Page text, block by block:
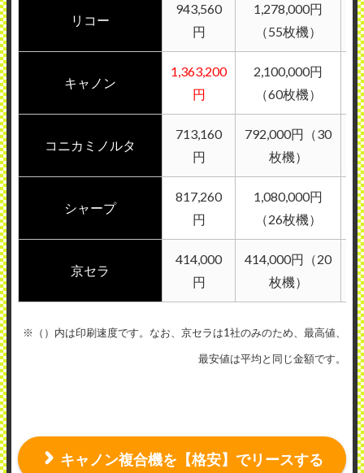
リコー
943,560
円
1,278,000円
（55枚機）
キャノン
1,363,200
円
2,100,000円
（60枚機）
コニカミノルタ
713,160
円
792,000円（30
枚機）
シャープ
817,260
円
1,080,000円
（26枚機）
京セラ
414,000
円
414,000円（20
枚機）
※（）内は印刷速度です。なお、京セラは1社のみのため、最高値、
最安値は平均と同じ金額です。
キャノン複合機を【格安】でリースする